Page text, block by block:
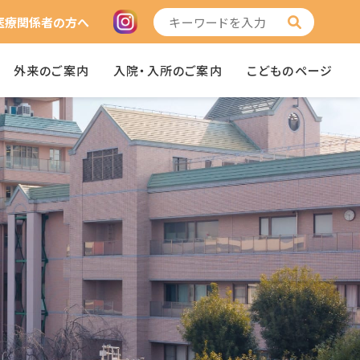
療関係者の方へ
外来のご案内 入院・入所のご案内 こどものページ